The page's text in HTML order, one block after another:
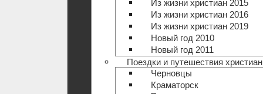
Из жизни христиан 2015
Из жизни христиан 2016
Из жизни христиан 2019
Новый год 2010
Новый год 2011
Поездки и путешествия христиан
Черновцы
Краматорск